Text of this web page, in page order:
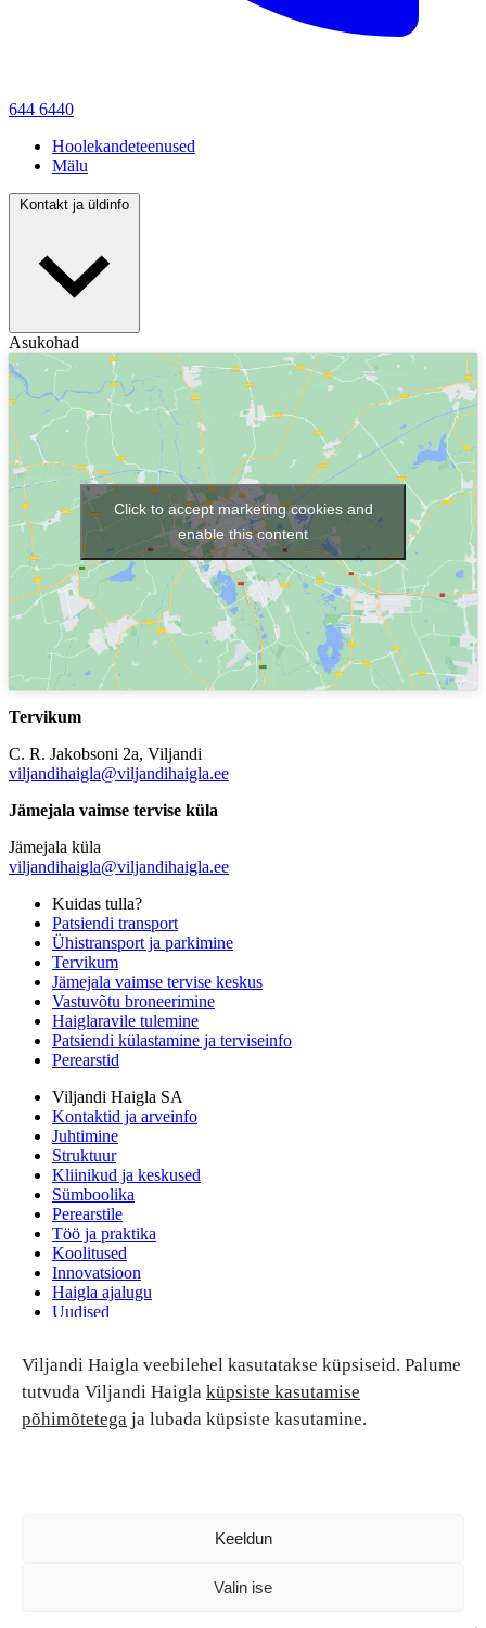
Viljandi Haigla veebilehel kasutatakse küpsiseid. Palume
tutvuda Viljandi Haigla küpsiste kasutamise
põhimõtetega ja lubada küpsiste kasutamine.
Keeldun
Valin ise
644 6440
Hoolekandeteenused
Mälu
Kontakt ja üldinfo
Asukohad
Click to accept marketing cookies and
enable this content
Tervikum
C. R. Jakobsoni 2a, Viljandi
viljandihaigla@viljandihaigla.ee
Jämejala vaimse tervise küla
Jämejala küla
viljandihaigla@viljandihaigla.ee
Kuidas tulla?
Patsiendi transport
Ühistransport ja parkimine
Tervikum
Jämejala vaimse tervise keskus
Vastuvõtu broneerimine
Haiglaravile tulemine
Patsiendi külastamine ja terviseinfo
Perearstid
Viljandi Haigla SA
Kontaktid ja arveinfo
Juhtimine
Struktuur
Kliinikud ja keskused
Sümboolika
Perearstile
Töö ja praktika
Koolitused
Innovatsioon
Haigla ajalugu
Uudised
Patsiendi turvalisus ja õigused
Patsiendi õigused ja kohustused
Patsiendiohutus
Patsientide nõukoda